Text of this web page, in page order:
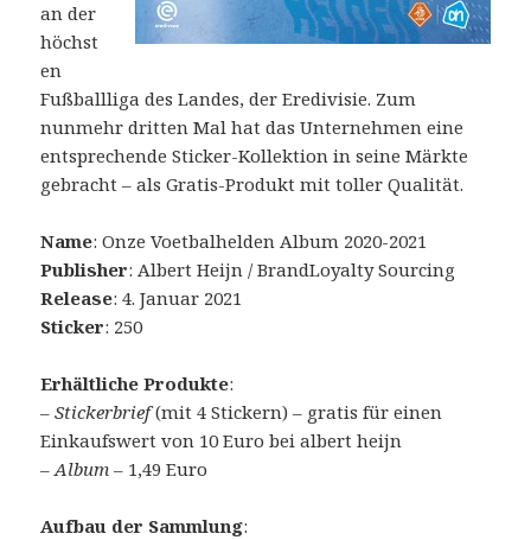
an der
höchst
en
Fußballliga des Landes, der Eredivisie. Zum
nunmehr dritten Mal hat das Unternehmen eine
entsprechende Sticker-Kollektion in seine Märkte
gebracht – als Gratis-Produkt mit toller Qualität.
Name: Onze Voetbalhelden Album 2020-2021
Publisher: Albert Heijn / BrandLoyalty Sourcing
Release: 4. Januar 2021
Sticker: 250
Erhältliche Produkte:
–Stickerbrief(mit 4 Stickern) – gratis für einen
Einkaufswert von 10 Euro bei albert heijn
–Album – 1,49 Euro
Aufbau der Sammlung: